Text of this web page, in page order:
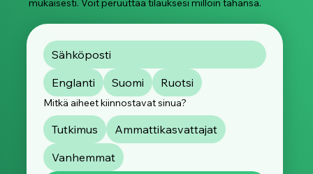
mukaisesti. Voit peruuttaa tilauksesi milloin tahansa.
Englanti Suomi Ruotsi
Mitkä aiheet kiinnostavat sinua?
Tutkimus
Ammattikasvattajat
Vanhemmat